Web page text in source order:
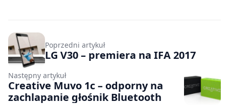
Poprzedni artykuł
LG V30 – premiera na IFA 2017
Następny artykuł
Creative Muvo 1c – odporny na
zachlapanie głośnik Bluetooth